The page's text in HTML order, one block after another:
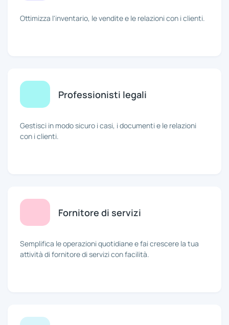
Ottimizza l'inventario, le vendite e le relazioni con i clienti.
Professionisti legali
Gestisci in modo sicuro i casi, i documenti e le relazioni
con i clienti.
Fornitore di servizi
Semplifica le operazioni quotidiane e fai crescere la tua
attività di fornitore di servizi con facilità.